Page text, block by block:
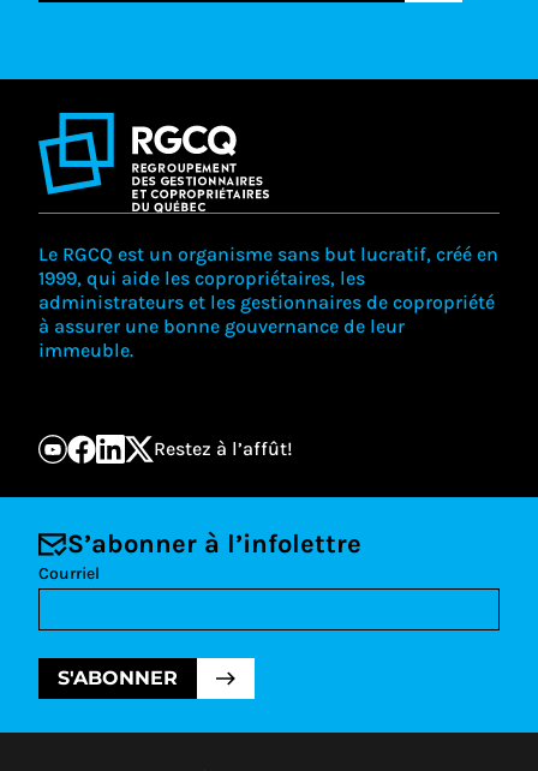
Le RGCQ est un organisme sans but lucratif, créé en
1999, qui aide les copropriétaires, les
administrateurs et les gestionnaires de copropriété
à assurer une bonne gouvernance de leur
immeuble.
Restez à l’affût!
S’abonner à l’infolettre
Courriel
S'ABONNER